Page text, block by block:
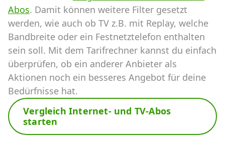
Abos. Damit können weitere Filter gesetzt
werden, wie auch ob TV z.B. mit Replay, welche
Bandbreite oder ein Festnetztelefon enthalten
sein soll. Mit dem Tarifrechner kannst du einfach
überprüfen, ob ein anderer Anbieter als
Aktionen noch ein besseres Angebot für deine
Bedürfnisse hat.
Vergleich Internet- und TV-Abos
starten